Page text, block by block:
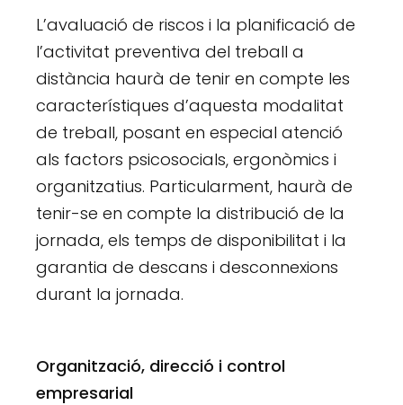
L’avaluació de riscos i la planificació de
l’activitat preventiva del treball a
distància haurà de tenir en compte les
característiques d’aquesta modalitat
de treball, posant en especial atenció
als factors psicosocials, ergonòmics i
organitzatius. Particularment, haurà de
tenir-se en compte la distribució de la
jornada, els temps de disponibilitat i la
garantia de descans i desconnexions
durant la jornada.
Organització, direcció i control
empresarial